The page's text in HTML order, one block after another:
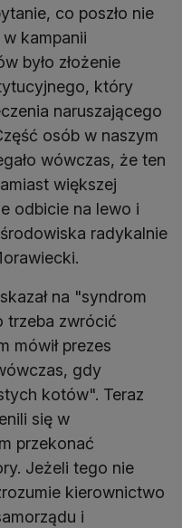
co poszło nie
kampanii
było złożenie
który
naruszającego
osób w naszym
wówczas, że ten
większej
odbicie na lewo i
radykalnie
na "syndrom
trzeba zwrócić
mówił prezes
gdy
kotów". Teraz
się w
przekonać
Jeżeli tego nie
kierownictwo
i